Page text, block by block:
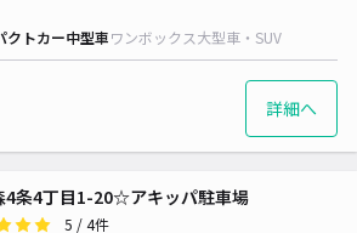
クトカー中型車ワンボックス大型車・SUV
詳細へ
4条4丁目1-20☆アキッパ駐車場
5 / 4件